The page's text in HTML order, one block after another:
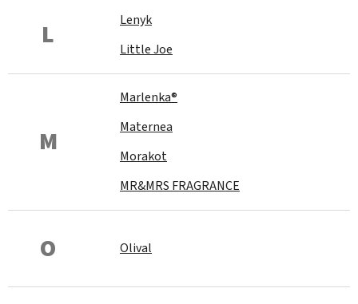
L
Lenyk
Little Joe
M
Marlenka®
Maternea
Morakot
MR&MRS FRAGRANCE
O Olival